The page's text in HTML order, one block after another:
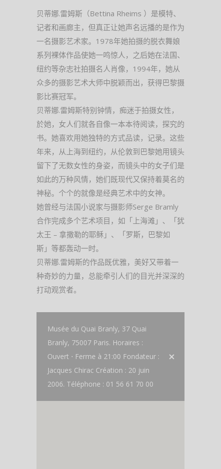
贝蒂娜.雷姆斯（Bettina Rheims ）是模特、
记者和画廊主，但真正让她声名远播的是作为
一名摄影艺术家。1978年她拍摄的脱衣舞娘
系列裸体作品使她一鸣惊人，之后她在法国、
纽约等杂志社拍摄名人肖像，1994年，她从
众多的摄影艺术大师中脱颖而出，获得巴黎摄
影比赛冠军。
贝蒂娜.雷姆斯特别钟情，痴迷于拍摄女性，
於她，女人们就各自像一本本待阅读，探究的
书。她喜欢用她独特的方式品读，记录。这些
年来，从上海到纽约，从伦敦到巴黎她用镜头
留下了无数女性的身姿，而镜头中的女子们是
如此的万种风情，她们既现代又保持着莫名的
神秘。个个的就像是经典艺术中的女神。
她曾经与法国小说家与摄影师Serge Bramly
合作完成多个艺术项目，如「上海滩」、「犹
太王 – 拿撒勒的耶稣」、「罗斯，巴黎如
斯」等都轰动一时。
贝蒂娜.雷姆斯的作品既优雅，美好又带着一
种奇妙的力量，总能牵引人们的目光并深深的
打动观赏者。
Musée du Quai Branly, 37 Quai
Branly, 75007 Paris. Horaires :
Ouvert ⋅ Ferme à 21:00 Fondateur :
Jacques Chirac Création : 20 juin
2006. Téléphone : 01 56 61 70 00